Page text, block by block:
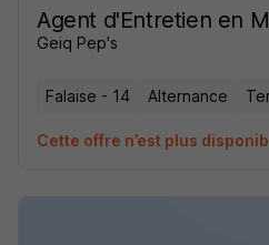
Agent d'Entretien en
Geiq Pep's
Falaise - 14 Alternance
Cette offre n’est plus